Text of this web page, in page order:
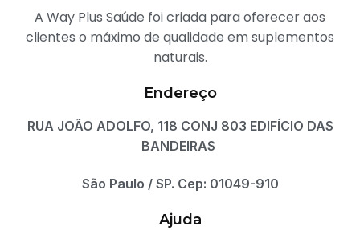
A Way Plus Saúde foi criada para oferecer aos
clientes o máximo de qualidade em suplementos
naturais.
Endereço
RUA JOÃO ADOLFO, 118 CONJ 803 EDIFÍCIO DAS
BANDEIRAS
São Paulo / SP. Cep: 01049-910
Ajuda